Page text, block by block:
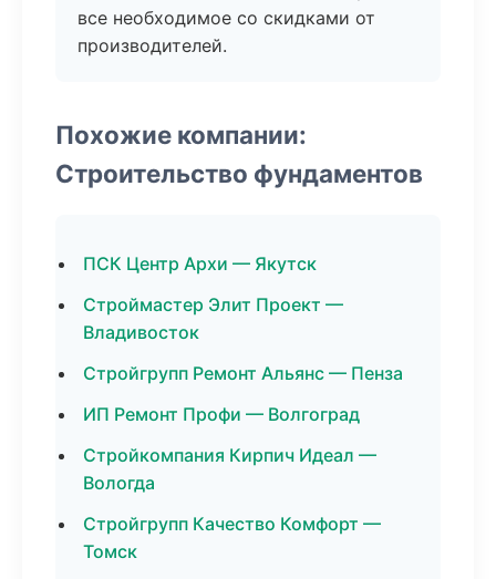
все необходимое со скидками от
производителей.
Похожие компании:
Строительство фундаментов
ПСК Центр Архи — Якутск
Строймастер Элит Проект —
Владивосток
Стройгрупп Ремонт Альянс — Пенза
ИП Ремонт Профи — Волгоград
Стройкомпания Кирпич Идеал —
Вологда
Стройгрупп Качество Комфорт —
Томск